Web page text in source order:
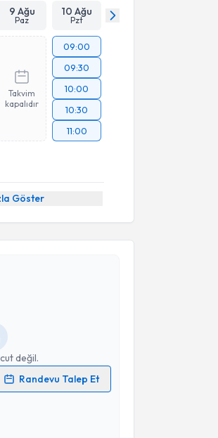
9 Ağu
Paz
10 Ağu
Pzt
Takvim
kapalıdır
09:00
09:30
10:00
10:30
11:00
Göster
değil.
Randevu Talep Et